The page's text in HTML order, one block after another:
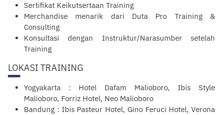
Sertifikat Keikutsertaan Training
Merchandise menarik dari Duta Pro Training &
Consulting
Konsultasi dengan Instruktur/Narasumber setelah
Training
LOKASI TRAINING
Yogyakarta : Hotel Dafam Malioboro, Ibis Style
Malioboro, Forriz Hotel, Neo Malioboro
Bandung : Ibis Pasteur Hotel, Gino Feruci Hotel, Verona